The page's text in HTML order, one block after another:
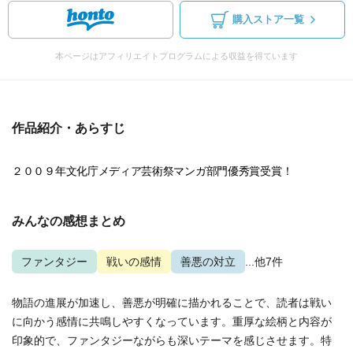
購入ストア一覧
本ページはアフィリエイトプログラムによる収益を得ています
作品紹介・あらすじ
２００９年文化庁メディア芸術祭マンガ部門優秀賞受賞！
みんなの感想まとめ
ファンタジー 戦いの感情 善悪の対立 ...他7件
物語の進展が加速し、善悪が明確に描かれることで、読者は戦い
に向かう感情に共鳴しやすくなっています。重厚な絵柄と内容が
印象的で、ファンタジーながらも深いテーマを感じさせます。特